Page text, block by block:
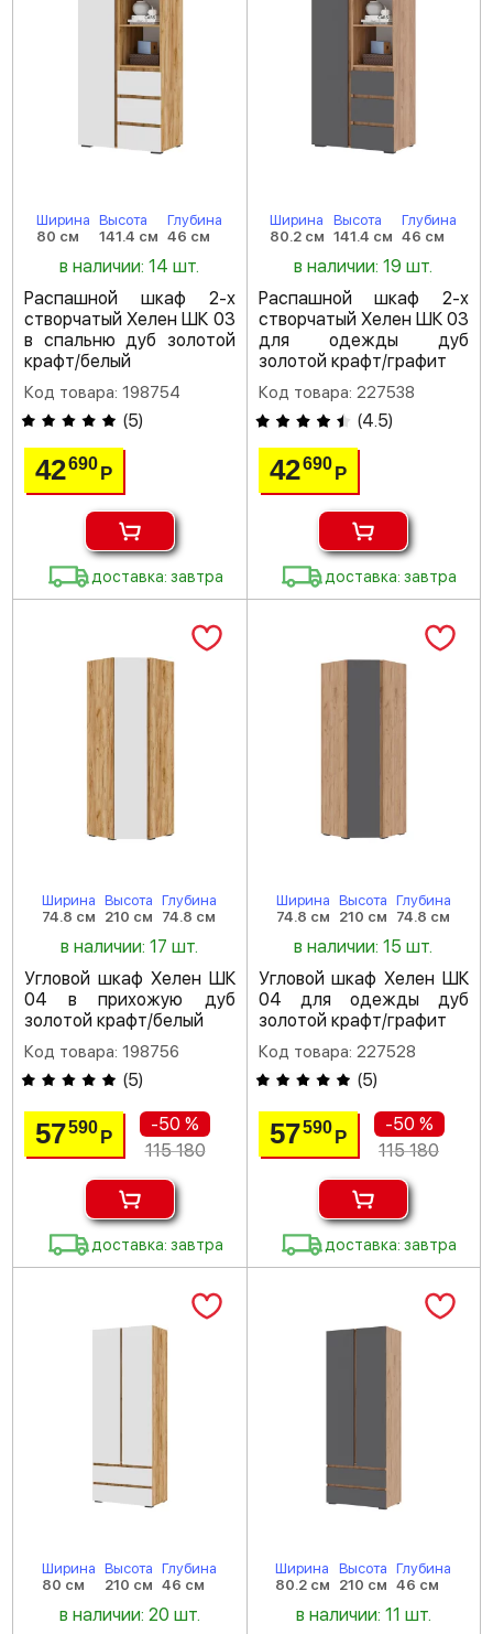
Ширина
80 см
Высота
141.4 см
Глубина
46 см
в наличии: 14 шт.
Распашной шкаф 2-х
створчатый Хелен ШК 03
в спальню дуб золотой
крафт/белый
Код товара: 198754
(5)
42690Р
доставка: завтра
Ширина
80.2 см
Высота
141.4 см
Глубина
46 см
в наличии: 19 шт.
Распашной шкаф 2-х
створчатый Хелен ШК 03
для одежды дуб
золотой крафт/графит
Код товара: 227538
(4.5)
42690 Р
доставка: завтра
Ширина
74.8 см
Высота
210 см
Глубина
74.8 см
в наличии: 17 шт.
Угловой шкаф Хелен ШК
04 в прихожую дуб
золотой крафт/белый
Код товара: 198756
(5)
57590Р
-50 %
115 180
доставка: завтра
Ширина
74.8 см
Высота
210 см
Глубина
74.8 см
в наличии: 15 шт.
Угловой шкаф Хелен ШК
04 для одежды дуб
золотой крафт/графит
Код товара: 227528
(5)
57590 Р
-50 %
115 180
доставка: завтра
Ширина
80 см
Высота
210 см
Глубина
46 см
в наличии: 20 шт.
Ширина
80.2 см
Высота
210 см
Глубина
46 см
в наличии: 11 шт.